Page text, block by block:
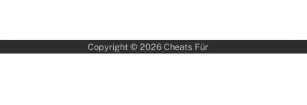
Copyright © 2026 Cheats Für